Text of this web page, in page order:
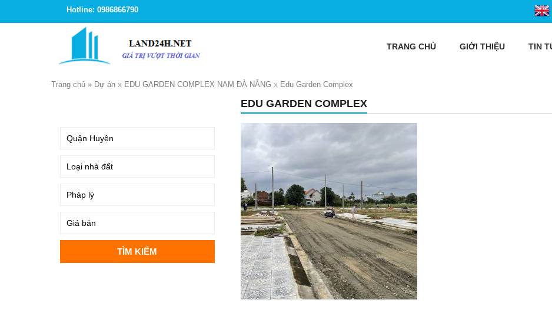
Hotline: 0986866790
TRANG CHỦ GIỚI THIỆU TIN
Trang chủ » Dự án » EDU GARDEN COMPLEX NAM ĐÀ NẴNG » Edu Garden Complex
EDU GARDEN COMPLEX